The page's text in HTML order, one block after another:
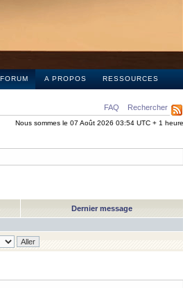
FORUM A PROPOS RESSOURCES
FAQ Rechercher
Nous sommes le 07 Août 2026 03:54 UTC + 1 heure
Dernier message